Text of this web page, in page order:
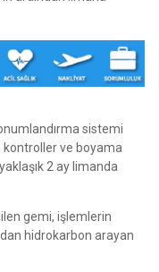
sistemi
ve boyama
2 ay limanda
gemi, işlemlerin
hidrokarbon arayan